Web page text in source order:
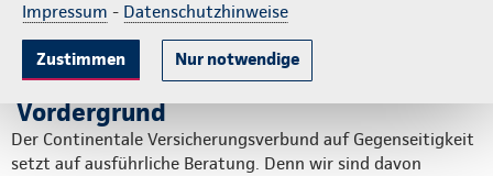
Impressum - Datenschutzhinweise
Zustimmen Nur notwendige
Auf dieser Seite:
Online-Workshops
Referenten und Weiterbildungsdetails
Ansprechpartner
Ihre Beratungsleistung steht im
Vordergrund
Der Continentale Versicherungsverbund auf Gegenseitigkeit
setzt auf ausführliche Beratung. Denn wir sind davon